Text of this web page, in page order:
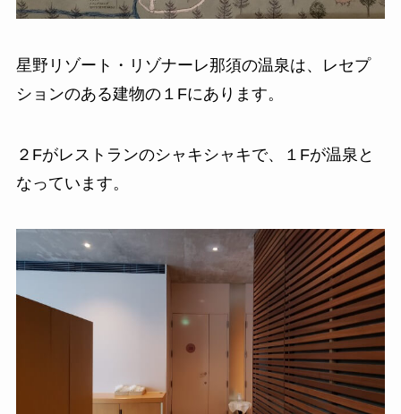
星野リゾート・リゾナーレ那須の温泉は、レセプ
ションのある建物の１Fにあります。
２Fがレストランのシャキシャキで、１Fが温泉と
なっています。